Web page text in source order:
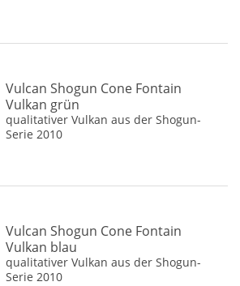
Vulcan Shogun Cone Fontain
Vulkan grün
qualitativer Vulkan aus der Shogun-
Serie 2010
Vulcan Shogun Cone Fontain
Vulkan blau
qualitativer Vulkan aus der Shogun-
Serie 2010